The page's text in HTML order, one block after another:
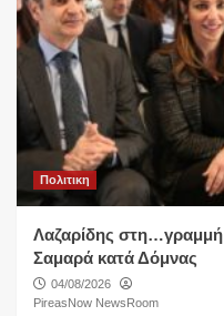
Πολιτικη
Λαζαρίδης στη…γραμμή
Σαμαρά κατά Δόμνας
04/08/2026
PireasNow NewsRoom